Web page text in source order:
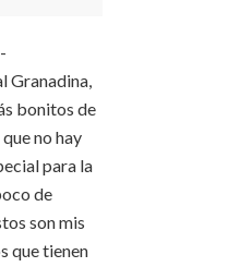
-
Granadina,
bonitos de
no hay
para la
de
son mis
que tienen